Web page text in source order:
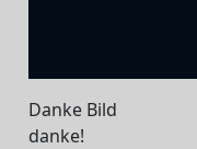
Danke Bild
danke!